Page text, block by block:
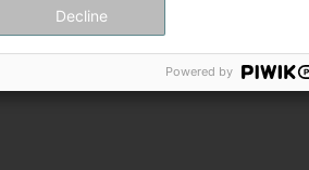
Decline
Powered by